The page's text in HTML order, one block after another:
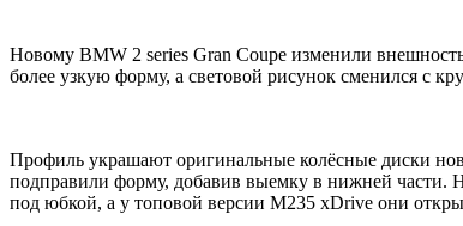
Новому BMW 2 series Gran Coupe изменили
более узкую форму, а световой рисунок сменился с
Профиль украшают оригинальные колёсные диски
подправили форму, добавив выемку в нижней части.
под юбкой, а у топовой версии M235 xDrive они